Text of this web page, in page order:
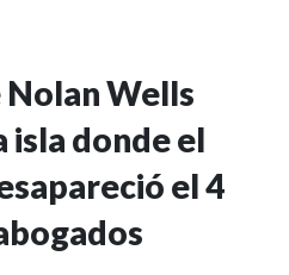
Nolan Wells
isla donde el
el 4